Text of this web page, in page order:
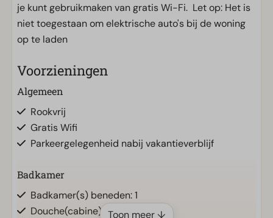
je kunt gebruikmaken van gratis Wi-Fi. Let op: Het is
niet toegestaan om elektrische auto's bij de woning
op te laden
Voorzieningen
Algemeen
Rookvrij
Gratis Wifi
Parkeergelegenheid nabij vakantieverblijf
Badkamer
Badkamer(s) beneden: 1
Douche(cabine) Toon meer ↓